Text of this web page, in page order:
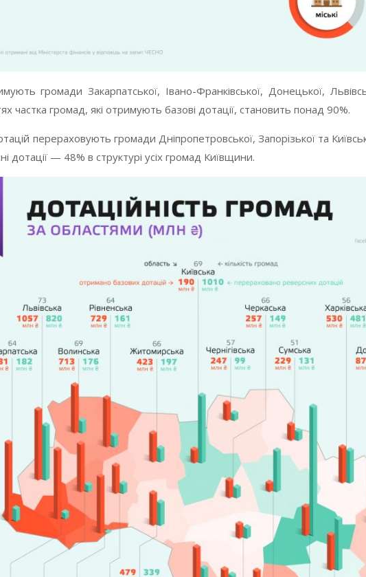
громади Закарпатської, Івано-Франківської, Донецької,
частка громад, які отримують базові дотації, становить понад 90%.
перераховують громади Дніпропетровської, Запорізької та
дотації — 48% в структурі усіх громад Київщини.